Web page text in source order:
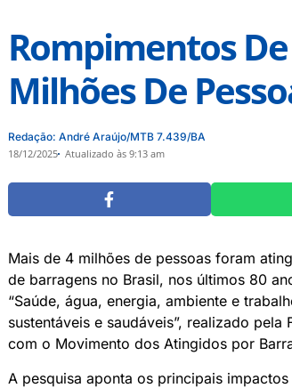
Rompimentos
Milhões De
Redação: André Araújo/MTB 7.439/BA
18/12/2025 Atualizado às 9:13 am
Mais de 4 milhões de pessoas foram
de barragens no Brasil, nos últimos 80
“Saúde, água, energia, ambiente e
sustentáveis e saudáveis”, realizado
com o Movimento dos Atingidos por
A pesquisa aponta os principais